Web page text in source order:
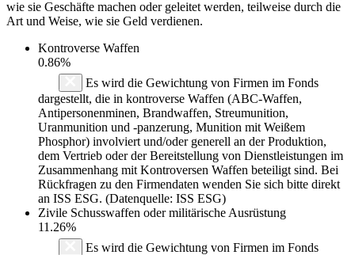
wie sie Geschäfte machen oder geleitet werden, teilweise durch die
Art und Weise, wie sie Geld verdienen.
Kontroverse Waffen
0.86%
Es wird die Gewichtung von Firmen im Fonds
dargestellt, die in kontroverse Waffen (ABC-Waffen,
Antipersonenminen, Brandwaffen, Streumunition,
Uranmunition und -panzerung, Munition mit Weißem
Phosphor) involviert und/oder generell an der Produktion,
dem Vertrieb oder der Bereitstellung von Dienstleistungen im
Zusammenhang mit Kontroversen Waffen beteiligt sind. Bei
Rückfragen zu den Firmendaten wenden Sie sich bitte direkt
an ISS ESG. (Datenquelle: ISS ESG)
Zivile Schusswaffen oder militärische Ausrüstung
11.26%
Es wird die Gewichtung von Firmen im Fonds